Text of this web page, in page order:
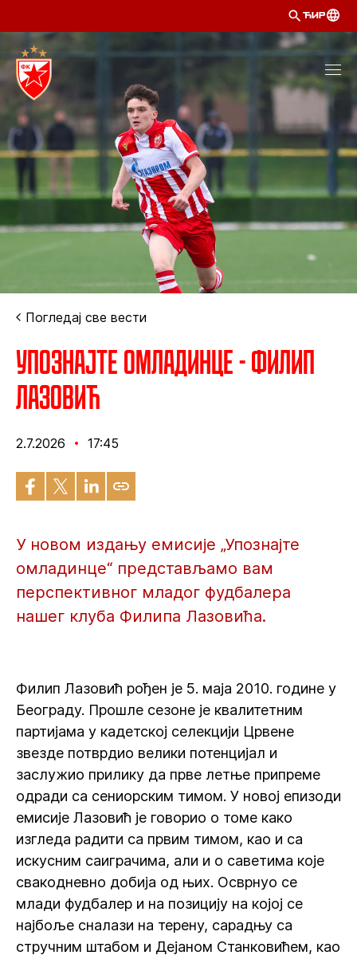
ЋИР
Погледај све вести
Упознајте омладинце - Филип
Лазовић
2.7.2026 17:45
У новом издању емисије „Упознајте
омладинце“ представљамо вам
перспективног младог фудбалера
нашег клуба Филипа Лазовића.
Филип Лазовић рођен је 5. маја 2010. године у
Београду. Прошле сезоне је квалитетним
партијама у кадетској селекцији Црвене
звезде потврдио велики потенцијал и
заслужио прилику да прве летње припреме
одради са сениорским тимом. У новој епизоди
емисије Лазовић је говорио о томе како
изгледа радити са првим тимом, као и са
искусним саиграчима, али и о саветима које
свакодневно добија од њих. Осврнуо се
млади фудбалер и на позицију на којој се
најбоље сналази на терену, сарадњу са
стручним штабом и Дејаном Станковићем, као